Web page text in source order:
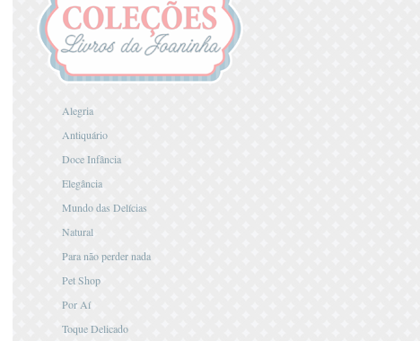
Alegria
Antiquário
Doce Infância
Elegância
Mundo das Delícias
Natural
Para não perder nada
Pet Shop
Por Aí
Toque Delicado